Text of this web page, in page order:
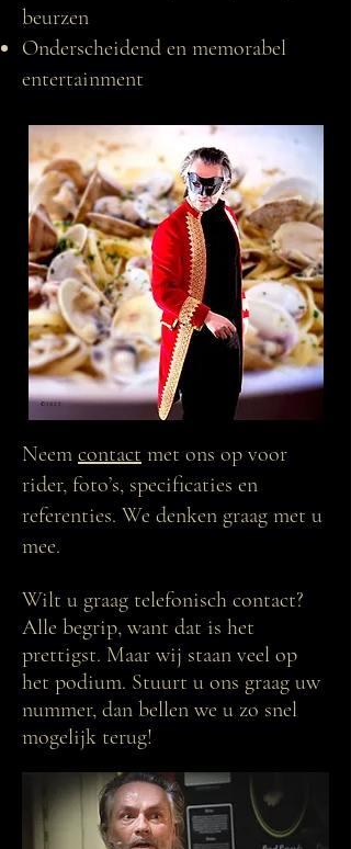
beurzen
Onderscheidend en memorabel
entertainment
Neem contact met ons op voor
rider, foto’s, specificaties en
referenties. We denken graag met u
mee.
Wilt u graag telefonisch contact?
Alle begrip, want dat is het
prettigst. Maar wij staan veel op
het podium. Stuurt u ons graag uw
nummer, dan bellen we u zo snel
mogelijk terug!